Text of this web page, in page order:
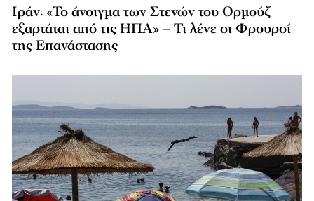
Ιράν: «Το άνοιγμα των Στενών του Ορμούζ
εξαρτάται από τις ΗΠΑ» – Τι λένε οι Φρουροί
της Επανάστασης